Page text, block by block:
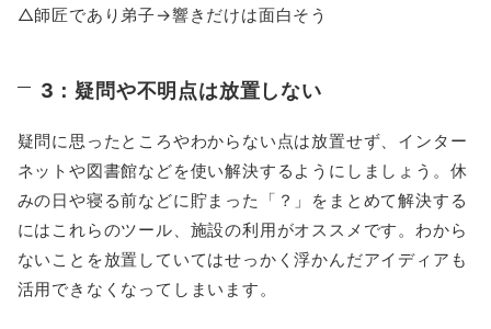
△師匠であり弟子→響きだけは面白そう
3：疑問や不明点は放置しない
疑問に思ったところやわからない点は放置せず、インター
ネットや図書館などを使い解決するようにしましょう。休
みの日や寝る前などに貯まった「？」をまとめて解決する
にはこれらのツール、施設の利用がオススメです。わから
ないことを放置していてはせっかく浮かんだアイディアも
活用できなくなってしまいます。